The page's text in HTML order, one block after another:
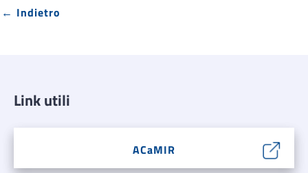
← Indietro
Link utili
ACaMIR